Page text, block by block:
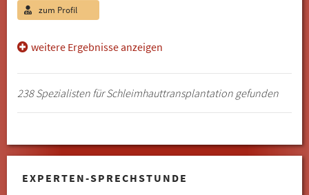
zum Profil
weitere Ergebnisse anzeigen
238 Spezialisten für Schleimhauttransplantation gefunden
EXPERTEN-SPRECHSTUNDE